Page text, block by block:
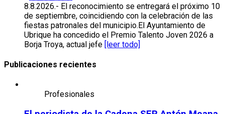
8.8.2026.- El reconocimiento se entregará el próximo 10
de septiembre, coincidiendo con la celebración de las
fiestas patronales del municipio.El Ayuntamiento de
Ubrique ha concedido el Premio Talento Joven 2026 a
Borja Troya, actual jefe [leer todo]
Publicaciones recientes
Profesionales